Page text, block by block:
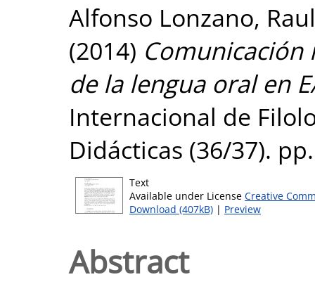
Alfonso Lonzano, Raul
(2014)
de la lengua oral en
Internacional de
Didácticas (36/37).
Text
Available under License Creative
Download (407kB) | Preview
Abstract